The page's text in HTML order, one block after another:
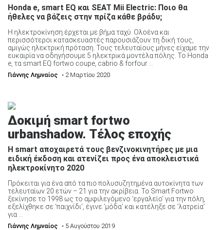
Honda e, smart EQ και SEAT Mii Electric: Ποιο θα
ήθελες να βάζεις στην πρίζα κάθε βράδυ;
Η ηλεκτροκίνηση έρχεται με βήμα ταχύ. Ολοένα και
περισσότεροι κατασκευαστές παρουσιάζουν τη δική τους,
αμιγώς ηλεκτρική πρόταση. Τους τελευταίους μήνες είχαμε την
ευκαιρία να οδηγήσουμε 5 ηλεκτρικά μοντέλα πόλης. Το Honda
e, τα smart EQ fortwo coupe, cabrio & forfour ...
Γιάννης Λημναίος • 2 Μαρτίου 2020
Δοκιμή smart fortwo
urbanshadow. Τέλος εποχής
Η smart αποχαιρετά τους βενζινοκινητήρες με μια
ειδική έκδοση και ατενίζει προς ένα αποκλειστικά
ηλεκτροκίνητο 2020
Πρόκειται για ένα από τα πιο πολυσυζητημένα αυτοκίνητα των
τελευταίων 20 ετών – 21 για την ακρίβεια. Το Smart Fortwo
ξεκίνησε το 1998 ως το αμφιλεγόμενο ‘εργαλείο’ για την πόλη,
εξελίχθηκε σε ‘παιχνίδι’, έγινε ‘μόδα’ και κατέληξε σε ‘λατρεία’
για ...
Γιάννης Λημναίος • 5 Αυγούστου 2019